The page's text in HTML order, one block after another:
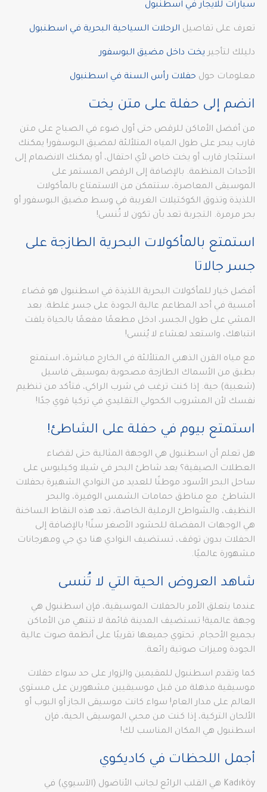
سيارات للايجار في اسطنبول
تعرف على تفاصيل الرحلات السياحية البحرية في اسطنبول
دليلك لتأجير يخت داخل مضيق البوسفور
معلومات حول حفلات رأس السنة في اسطنبول
انضم إلى حفلة على متن يخت
من أفضل الأماكن للرقص حتى أول ضوء في الصباح على متن
قارب يبحر على طول المياه المتلألئة لمضيق البوسفور! يمكنك
استئجار قارب أو يخت خاص لأي احتفال، أو يمكنك الانضمام إلى
الأحداث المنظمة. بالإضافة إلى الرقص المستمر على
الموسيقى المعاصرة، ستتمكن من الاستمتاع بالمأكولات
اللذيذة وتذوق الكوكتيلات الغريبة في وسط مضيق البوسفور أو
بحر مرمرة. التجربة تعد بأن تكون لا تُنسى!
استمتع بالمأكولات البحرية الطازجة على
جسر جالاتا
أفضل خيار للمأكولات البحرية اللذيذة في اسطنبول هو قضاء
أمسية في أحد المطاعم عالية الجودة على جسر غلطة. بعد
المشي على طول الجسر، ادخل مطعمًا مفعمًا بالحياة يلفت
انتباهك، واستعد لعشاء لا يُنسى!
مع مياه القرن الذهبي المتلألئة في الخارج مباشرة، استمتع
بطبق من الأسماك الطازجة مصحوبة بموسيقى فاسيل
(شعبية) حية. إذا كنت ترغب في شرب الراكي، فتأكد من تنظيم
نفسك لأن المشروب الكحولي التقليدي في تركيا قوي جدًا!
استمتع بيوم في حفلة على الشاطئ!
هل تعلم أن اسطنبول هي الوجهة المثالية حتى لقضاء
العطلات الصيفية؟ يعد شاطئ البحر في شيلا وكيليوس على
ساحل البحر الأسود موطنًا للعديد من النوادي الشهيرة بحفلات
الشاطئ. مع مناطق حمامات الشمس الوفيرة، والبحر
النظيف، والشواطئ الرملية الخاصة، تعد هذه النقاط الساخنة
هي الوجهات المفضلة للحشود الأصغر سنًا! بالإضافة إلى
الحفلات بدون توقف، تستضيف النوادي هنا دي جي ومهرجانات
مشهورة عالميًا.
شاهد العروض الحية التي لا تُنسى
عندما يتعلق الأمر بالحفلات الموسيقية، فإن اسطنبول هي
وجهة عالمية! تستضيف المدينة قائمة لا تنتهي من الأماكن
بجميع الأحجام. تحتوي جميعها تقريبًا على أنظمة صوت عالية
الجودة وميزات صوتية رائعة.
كما وتقدم اسطنبول للمقيمين والزوار على حد سواء حفلات
موسيقية مذهلة من قبل موسيقيين مشهورين على مستوى
العالم على مدار العام! سواء كانت موسيقى الجاز أو البوب أو
الألحان التركية، إذا كنت من محبي الموسيقى الحية، فإن
اسطنبول هي المكان المناسب لك!
أجمل اللحظات في كاديكوي
Kadıköy هي القلب الرائع لجانب الأناضول (الآسيوي) في